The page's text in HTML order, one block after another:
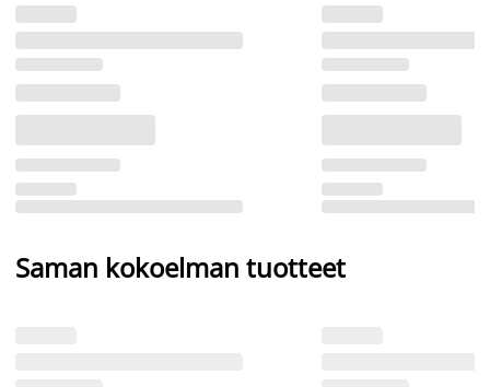
Saman kokoelman tuotteet